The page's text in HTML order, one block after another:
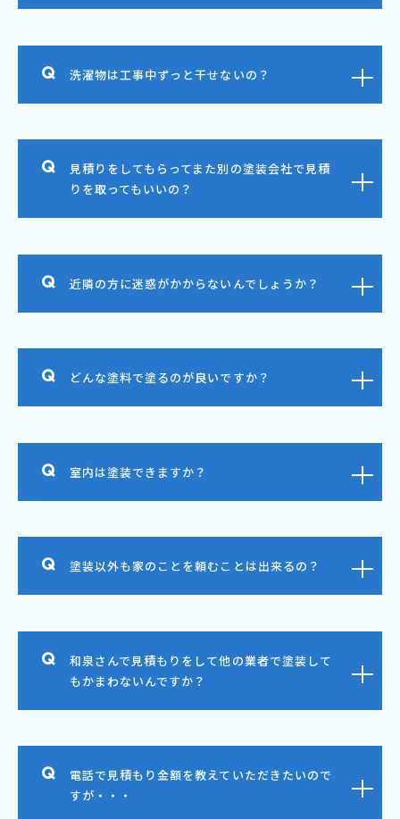
洗濯物は工事中ずっと干せないの？
見積りをしてもらってまた別の塗装会社で見積
りを取ってもいいの？
近隣の方に迷惑がかからないんでしょうか？
どんな塗料で塗るのが良いですか？
室内は塗装できますか？
塗装以外も家のことを頼むことは出来るの？
和泉さんで見積もりをして他の業者で塗装して
もかまわないんですか？
電話で見積もり金額を教えていただきたいので
すが・・・